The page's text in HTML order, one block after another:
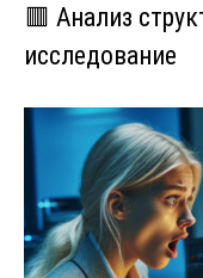
🟥 Анализ
исследование